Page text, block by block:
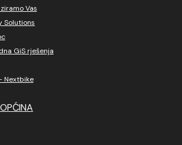
Vas
Solutions
GiS rješenja
Nextbike